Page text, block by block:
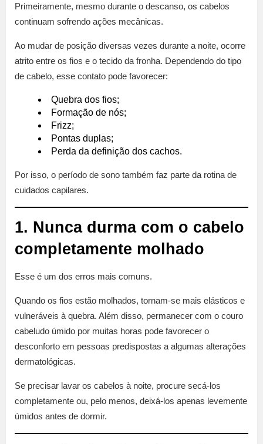
Primeiramente, mesmo durante o descanso, os cabelos
continuam sofrendo ações mecânicas.
Ao mudar de posição diversas vezes durante a noite, ocorre
atrito entre os fios e o tecido da fronha. Dependendo do tipo
de cabelo, esse contato pode favorecer:
Quebra dos fios;
Formação de nós;
Frizz;
Pontas duplas;
Perda da definição dos cachos.
Por isso, o período de sono também faz parte da rotina de
cuidados capilares.
1. Nunca durma com o cabelo
completamente molhado
Esse é um dos erros mais comuns.
Quando os fios estão molhados, tornam-se mais elásticos e
vulneráveis à quebra. Além disso, permanecer com o couro
cabeludo úmido por muitas horas pode favorecer o
desconforto em pessoas predispostas a algumas alterações
dermatológicas.
Se precisar lavar os cabelos à noite, procure secá-los
completamente ou, pelo menos, deixá-los apenas levemente
úmidos antes de dormir.